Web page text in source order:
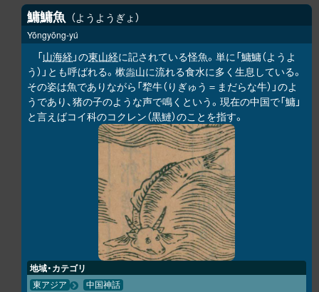
鱅鱅魚 ようようぎょ
Yōngyōng-yú
「山海経 」の東山経に記されている怪魚。単に「鱅鱅（ようよ
う）」とも呼ばれる。樕𧑤山に流れる食水に多く生息している。
その姿は魚でありながら「犂牛（りぎゅう＝まだらな牛）」のよ
うであり、猪の子のような声で鳴くという。現在の中国で「鱅」
と言えばコイ科のコクレン（黒鰱）のことを指す。
地域・カテゴリ
東アジア 中国神話